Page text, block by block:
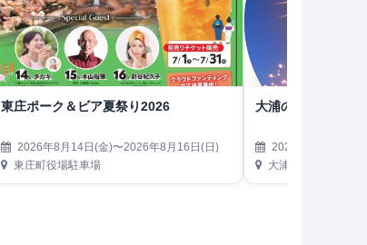
東庄ポーク＆ビア夏祭り2026
2026年8月14日(金)〜2026年8月16日(日)
東庄町役場駐車場
大浦の花火大会
2026年8月15日(土)
大浦 堀之内地区（